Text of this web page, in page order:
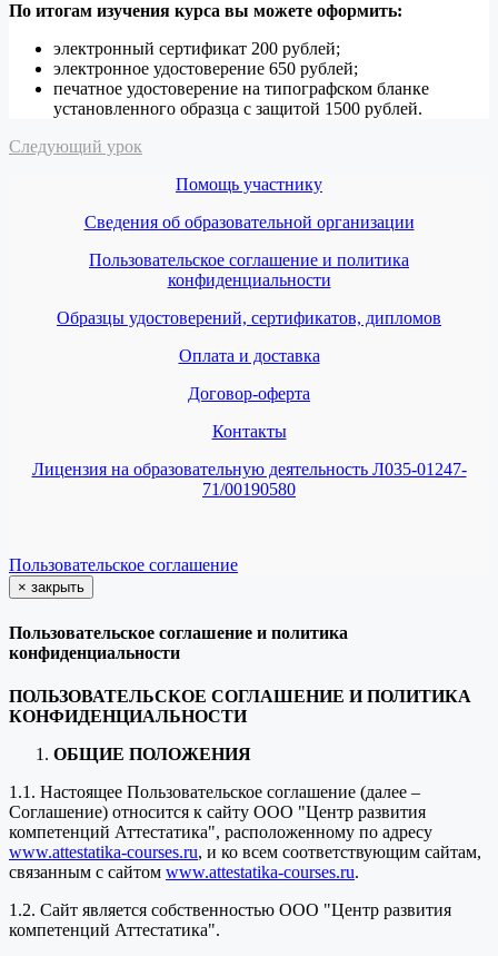
По итогам изучения курса вы можете оформить:
электронный сертификат 200 рублей;
электронное удостоверение 650 рублей;
печатное удостоверение на типографском бланке
установленного образца с защитой 1500 рублей.
Следующий урок
Помощь участнику
Сведения об образовательной организации
Пользовательское соглашение и политика
конфиденциальности
Образцы удостоверений, сертификатов, дипломов
Оплата и доставка
Договор-оферта
Контакты
Лицензия на образовательную деятельность Л035-01247-
71/00190580
Пользовательское соглашение
× закрыть
Пользовательское соглашение и политика
конфиденциальности
ПОЛЬЗОВАТЕЛЬСКОЕ СОГЛАШЕНИЕ И ПОЛИТИКА
КОНФИДЕНЦИАЛЬНОСТИ
ОБЩИЕ ПОЛОЖЕНИЯ
1.1. Настоящее Пользовательское соглашение (далее –
Соглашение) относится к сайту ООО "Центр развития
компетенций Аттестатика", расположенному по адресу
www.attestatika-courses.ru, и ко всем соответствующим сайтам,
связанным с сайтом www.attestatika-courses.ru.
1.2. Сайт является собственностью ООО "Центр развития
компетенций Аттестатика".